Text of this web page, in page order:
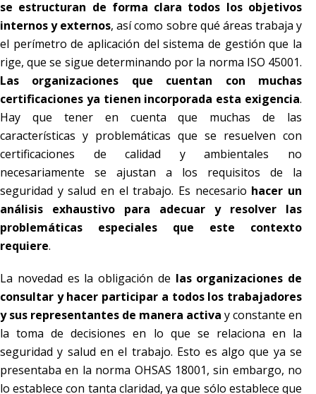
se estructuran de forma clara todos los objetivos
internos y externos, así como sobre qué áreas trabaja y
el perímetro de aplicación del sistema de gestión que la
rige, que se sigue determinando por la norma ISO 45001.
Las organizaciones que cuentan con muchas
certificaciones ya tienen incorporada esta exigencia.
Hay que tener en cuenta que muchas de las
características y problemáticas que se resuelven con
certificaciones de calidad y ambientales no
necesariamente se ajustan a los requisitos de la
seguridad y salud en el trabajo. Es necesario hacer un
análisis exhaustivo para adecuar y resolver las
problemáticas especiales que este contexto
requiere.
La novedad es la obligación de las organizaciones de
consultar y hacer participar a todos los trabajadores
y sus representantes de manera activa y constante en
la toma de decisiones en lo que se relaciona en la
seguridad y salud en el trabajo. Esto es algo que ya se
presentaba en la norma OHSAS 18001, sin embargo, no
lo establece con tanta claridad, ya que sólo establece que